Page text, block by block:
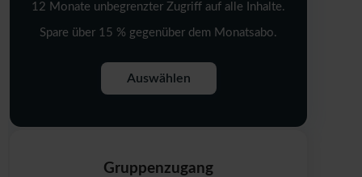
12 Monate unbegrenzter Zugriff auf alle Inhalte.
Spare über 15 % gegenüber dem Monatsabo.
Auswählen
Gruppenzugang